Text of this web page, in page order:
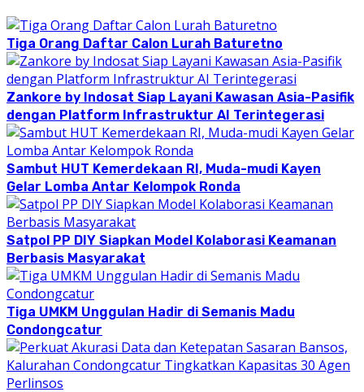
Tiga Orang Daftar Calon Lurah Baturetno
Zankore by Indosat Siap Layani Kawasan Asia-Pasifik
dengan Platform Infrastruktur AI Terintegerasi
Sambut HUT Kemerdekaan RI, Muda-mudi Kayen
Gelar Lomba Antar Kelompok Ronda
Satpol PP DIY Siapkan Model Kolaborasi Keamanan
Berbasis Masyarakat
Tiga UMKM Unggulan Hadir di Semanis Madu
Condongcatur